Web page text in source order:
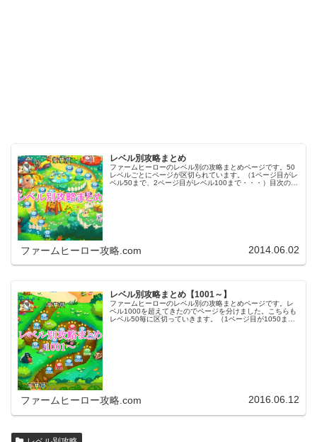
レベル別攻略まとめ
ファームヒーローのレベル別の攻略まとめページです。50
レベルごとにページが区切られています。（1ページ目がレ
ベル50まで、2ページ目がレベル100まで・・・）目次のリ
ファームヒーロー攻略.com 2014.06.02
レベル別攻略まとめ【1001～】
ファームヒーローのレベル別の攻略まとめページです。レ
ベル1000を超えてきたのでページを分けました。こちらも
レベル50毎に区切っていきます。（1ページ目が1050ま
ファームヒーロー攻略.com 2016.06.12